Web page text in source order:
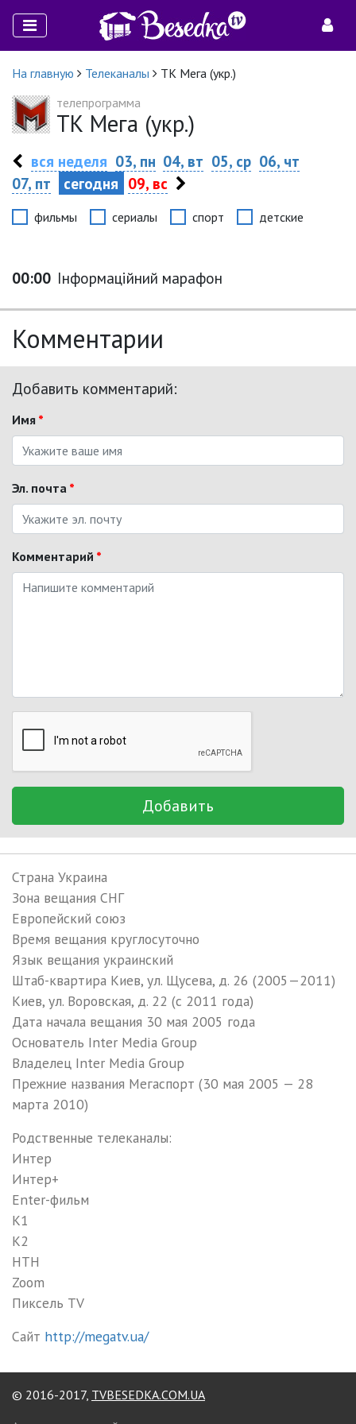
На главную Телеканалы
ТК Мега (укр.)
телепрограмма
ТК Мега (укр.)
вся неделя 03, пн 04, вт 05, ср 06, чт
07, пт
сегодня 09, вс
фильмы сериалы спорт детские
00:00 Інформаційний марафон
Комментарии
Добавить комментарий:
Имя *
Эл. почта *
Комментарий *
Добавить
Страна Украина
Зона вещания СНГ
Европейский союз
Время вещания круглосуточно
Язык вещания украинский
Штаб-квартира Киев, ул. Щусева, д. 26 (2005—2011)
Киев, ул. Воровская, д. 22 (с 2011 года)
Дата начала вещания 30 мая 2005 года
Основатель Inter Media Group
Владелец Inter Media Group
Прежние названия Мегаспорт (30 мая 2005 — 28
марта 2010)
Родственные телеканалы:
Интер
Интер+
Enter-фильм
К1
К2
НТН
Zoom
Пиксель TV
Сайт http://megatv.ua/
© 2016-2017, TVBESEDKA.COM.UA